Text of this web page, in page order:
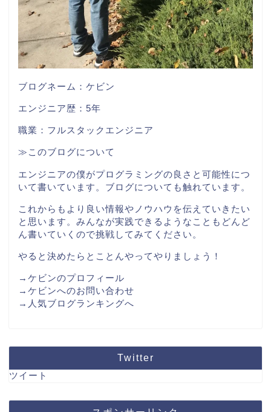
ブログネーム：ケビン
エンジニア歴：5年
職業：フルスタックエンジニア
≫このブログについて
エンジニアの僕がプログラミングの良さと可能性につ
いて書いています。ブログについても触れています。
これからもより良い情報やノウハウを伝えていきたい
と思います。みんなが実践できるようなこともどんど
ん書いていくので挑戦してみてください。
やると決めたらとことんやってやりましょう！
→ケビンのプロフィール
→ケビンへのお問い合わせ
→人気ブログランキングへ
Twitter
ツイート